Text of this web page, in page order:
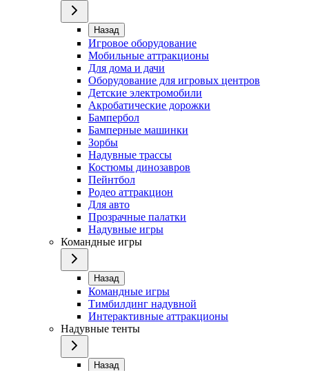
Назад
Игровое оборудование
Мобильные аттракционы
Для дома и дачи
Оборудование для игровых центров
Детские электромобили
Акробатические дорожки
Бампербол
Бамперные машинки
Зорбы
Надувные трассы
Костюмы динозавров
Пейнтбол
Родео аттракцион
Для авто
Прозрачные палатки
Надувные игры
Командные игры
Назад
Командные игры
Тимбилдинг надувной
Интерактивные аттракционы
Надувные тенты
Назад